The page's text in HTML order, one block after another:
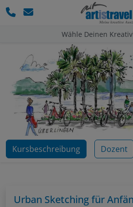
Wähle Deinen
Kursbeschreibung Dozent
Urban Sketching für